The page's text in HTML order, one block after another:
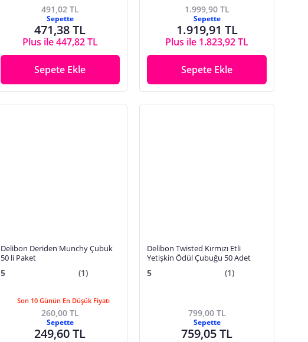
491,02 TL
Sepette
471,38 TL
Plus ile 447,82 TL
Sepete Ekle
1.999,90 TL
Sepette
1.919,91 TL
Plus ile 1.823,92 TL
Sepete Ekle
Delibon Deriden Munchy Çubuk
50 li Paket
5 (1)
Son 10 Günün En Düşük Fiyatı
260,00 TL
Sepette
249,60 TL
Delibon Twisted Kırmızı Etli
Yetişkin Ödül Çubuğu 50 Adet
5 (1)
799,00 TL
Sepette
759,05 TL